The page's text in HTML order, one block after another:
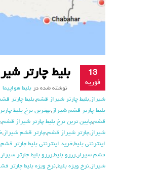
13
فوریه
بلیط چارتر
نوشته شده در بلیط هواپیما
شیراز,بلیط چارتر شیراز قشم,بلیط چارتر
بلیط چارتر قشم شیراز,بهترین نرخ بلیط
قشم,پایین ترین نرخ بلیط چارتر شیراز قشم,
شیراز,چارتر شیراز قشم,چارتر قشم شیراز,
اینترنتی بلیط,خرید اینترنتی بلیط چارتر
قشم شیراز,رزرو بلیط,رزرو بلیط چارتر
شیراز,نرخ ویژه بلیط,نرخ ویژه بلیط چارتر